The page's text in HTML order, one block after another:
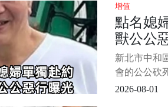
平安之外，
下面小編為
沖煞的生肖
看看這裡面
增值
點名媳
獸公公
痛揭她
過...
新北市中和
會的公公砍
女店長獨自
2026-08-01